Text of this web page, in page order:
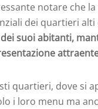
notare che
dei quartieri alti
suoi abitanti,
quartieri, dove si
i loro menu ma